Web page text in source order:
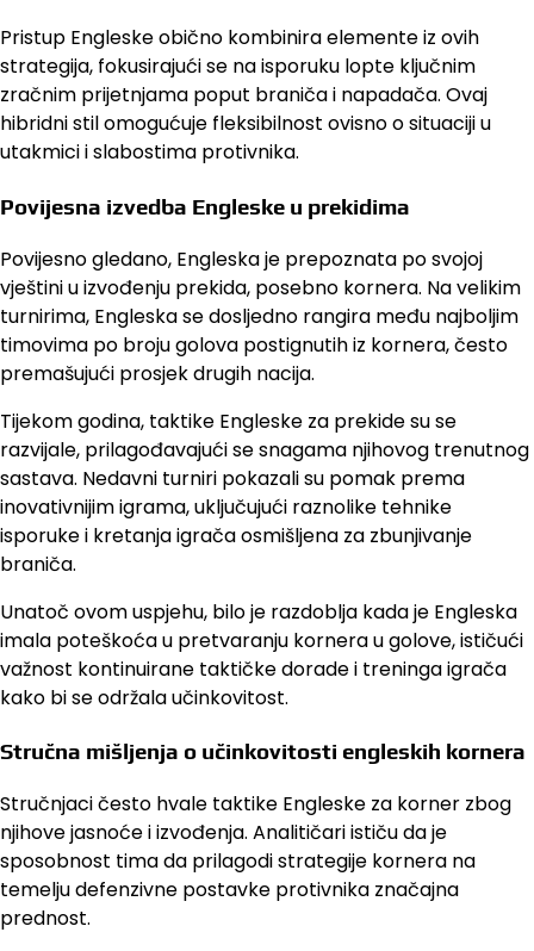
Pristup Engleske obično kombinira elemente iz ovih
strategija, fokusirajući se na isporuku lopte ključnim
zračnim prijetnjama poput braniča i napadača. Ovaj
hibridni stil omogućuje fleksibilnost ovisno o situaciji u
utakmici i slabostima protivnika.
Povijesna izvedba Engleske u prekidima
Povijesno gledano, Engleska je prepoznata po svojoj
vještini u izvođenju prekida, posebno kornera. Na velikim
turnirima, Engleska se dosljedno rangira među najboljim
timovima po broju golova postignutih iz kornera, često
premašujući prosjek drugih nacija.
Tijekom godina, taktike Engleske za prekide su se
razvijale, prilagođavajući se snagama njihovog trenutnog
sastava. Nedavni turniri pokazali su pomak prema
inovativnijim igrama, uključujući raznolike tehnike
isporuke i kretanja igrača osmišljena za zbunjivanje
braniča.
Unatoč ovom uspjehu, bilo je razdoblja kada je Engleska
imala poteškoća u pretvaranju kornera u golove, ističući
važnost kontinuirane taktičke dorade i treninga igrača
kako bi se održala učinkovitost.
Stručna mišljenja o učinkovitosti engleskih kornera
Stručnjaci često hvale taktike Engleske za korner zbog
njihove jasnoće i izvođenja. Analitičari ističu da je
sposobnost tima da prilagodi strategije kornera na
temelju defenzivne postavke protivnika značajna
prednost.